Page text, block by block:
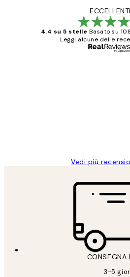
ECCELLENTI
4.4 su 5 stelle Basato su
Leggi alcune delle
Vedi più
CONSEGNA
3-5